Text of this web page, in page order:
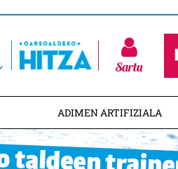
Sartu
ADIMEN ARTIFIZIALA